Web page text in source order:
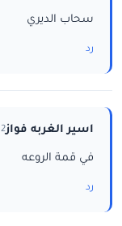
سحاب الديري
رد
اسير الغربه فواز2 يوليو 2025
في قمة الروعه
رد